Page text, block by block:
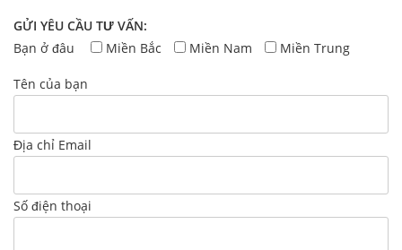
GỬI YÊU CẦU TƯ VẤN:
Bạn ở đâu
Miền Bắc Miền Nam Miền Trung
Tên của bạn
Địa chỉ Email
Số điện thoại